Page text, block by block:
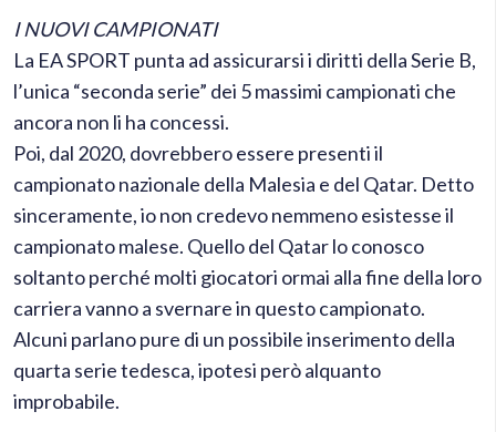
I NUOVI CAMPIONATI
La EA SPORT punta ad assicurarsi i diritti della Serie B,
l’unica “seconda serie” dei 5 massimi campionati che
ancora non li ha concessi.
Poi, dal 2020, dovrebbero essere presenti il
campionato nazionale della Malesia e del Qatar. Detto
sinceramente, io non credevo nemmeno esistesse il
campionato malese. Quello del Qatar lo conosco
soltanto perché molti giocatori ormai alla fine della loro
carriera vanno a svernare in questo campionato.
Alcuni parlano pure di un possibile inserimento della
quarta serie tedesca, ipotesi però alquanto
improbabile.